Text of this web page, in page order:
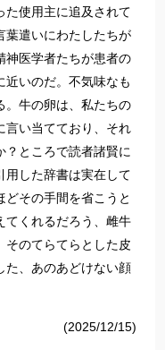
た使用主に追及されて
葉遣いにわたしたちが
神医学者たちが患者の
近いのだ。不気味なも
。牛の卵は、私たちの
言い当てており、それ
？ところで読者諸賢に
用した辞書は実在して
その手間を省こうと
てくれるだろう、雌牛
そのてらてらとした皮
た、あのあどけない顔
(2025/12/15)